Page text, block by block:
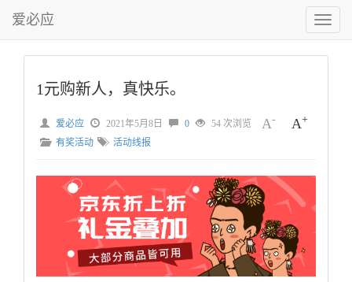
切
换
菜
爱必应
1元购新人，真快乐。
A- A+
爱必应 2021年5月8日 0
54 次浏览
有奖活动
活动线报